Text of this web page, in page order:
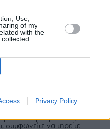
Use,
of my
with the
Privacy Policy
άποψή σας
γλώσσα και αποφύγετε
προσβλητικές.
συμφωνείτε να τηρείτε